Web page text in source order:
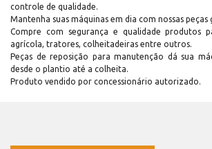
controle de qualidade.
Mantenha suas máquinas em dia com nossas peças
Compre com segurança e qualidade produtos
agrícola, tratores, colheitadeiras entre outros.
Peças de reposição para manutenção dá sua
desde o plantio até a colheita.
Produto vendido por concessionário autorizado.